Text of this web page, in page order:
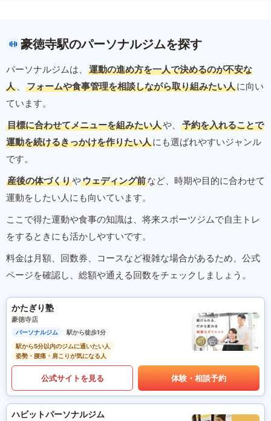
豪徳寺駅のパーソナルジムを探す
パーソナルジムは、
運動の進め方を一人で決めるのが不安な
人 、 フォームや食事管理を相談しながら取り組みたい人に向い
ています。
目標に合わせてメニューを組みたい人や、
予約を入れることで
運動を続けるきっかけを作りたい人にも選ばれやすいジャンル
です。
産後の体づくりやウェディング前など、時期や目的に合わせて
運動をしたい人にも向いています。
ここで得た運動や食事の知識は、将来スポーツジムで自主トレ
をするときにも活かしやすいです。
料金は月額、回数券、コースなど複雑な場合があるため、公式
ページを確認し、総額や通える回数をチェックしましょう。
かたぎり塾
豪徳寺店
パーソナルジム
駅から徒歩1分
駅から5分以内のジムに通いたい人
姿勢・腰痛・肩こりが気になる人
公式サイトを見る 体験・相談予約
ハビットパーソナルジム